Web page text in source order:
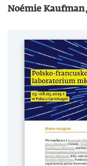
Noémie Kaufman